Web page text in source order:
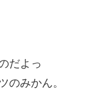
だよっ
のみかん。